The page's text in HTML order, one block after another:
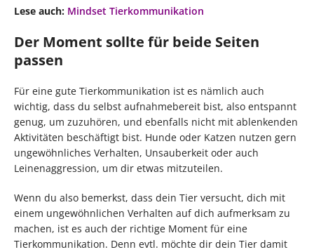
Lese auch: Mindset Tierkommunikation
Der Moment sollte für beide Seiten
passen
Für eine gute Tierkommunikation ist es nämlich auch
wichtig, dass du selbst aufnahmebereit bist, also entspannt
genug, um zuzuhören, und ebenfalls nicht mit ablenkenden
Aktivitäten beschäftigt bist. Hunde oder Katzen nutzen gern
ungewöhnliches Verhalten, Unsauberkeit oder auch
Leinenaggression, um dir etwas mitzuteilen.
Wenn du also bemerkst, dass dein Tier versucht, dich mit
einem ungewöhnlichen Verhalten auf dich aufmerksam zu
machen, ist es auch der richtige Moment für eine
Tierkommunikation. Denn evtl. möchte dir dein Tier damit